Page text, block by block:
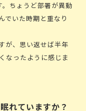
ちょうど部署が異動
でいた時期と重なり
が、思い返せば半年
なったように感じま
れていますか？